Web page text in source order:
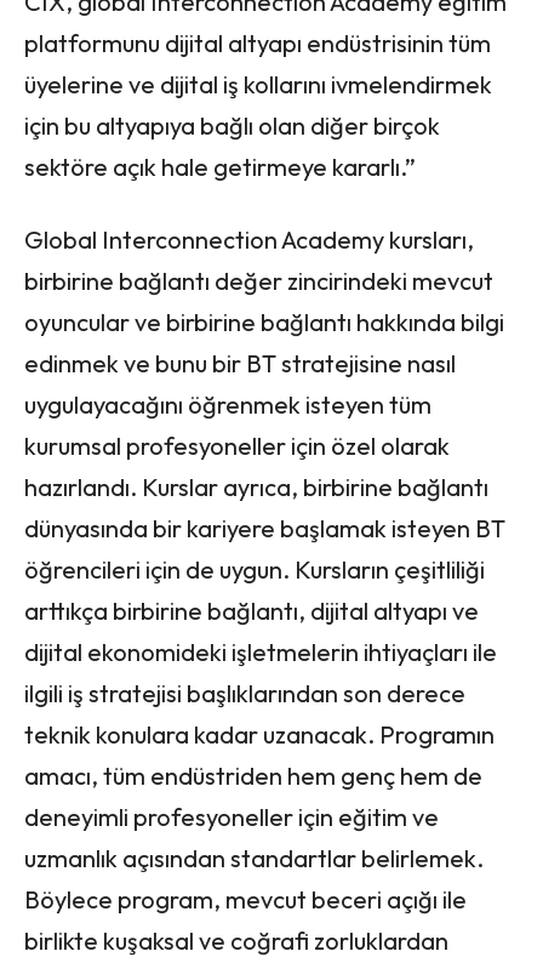
platformunu dijital altyapı endüstrisinin tüm
üyelerine ve dijital iş kollarını ivmelendirmek
için bu altyapıya bağlı olan diğer birçok
sektöre açık hale getirmeye kararlı.”
Global Interconnection Academy kursları,
birbirine bağlantı değer zincirindeki mevcut
oyuncular ve birbirine bağlantı hakkında bilgi
edinmek ve bunu bir BT stratejisine nasıl
uygulayacağını öğrenmek isteyen tüm
kurumsal profesyoneller için özel olarak
hazırlandı. Kurslar ayrıca, birbirine bağlantı
dünyasında bir kariyere başlamak isteyen BT
öğrencileri için de uygun. Kursların çeşitliliği
arttıkça birbirine bağlantı, dijital altyapı ve
dijital ekonomideki işletmelerin ihtiyaçları ile
ilgili iş stratejisi başlıklarından son derece
teknik konulara kadar uzanacak. Programın
amacı, tüm endüstriden hem genç hem de
deneyimli profesyoneller için eğitim ve
uzmanlık açısından standartlar belirlemek.
Böylece program, mevcut beceri açığı ile
birlikte kuşaksal ve coğrafi zorluklardan